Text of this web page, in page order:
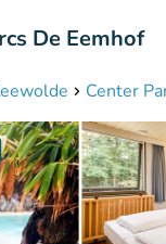
Disponible
Center
De Eemhof